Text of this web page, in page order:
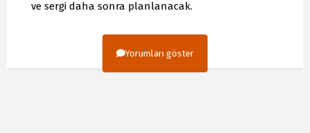
ve sergi daha sonra planlanacak.
Yorumları göster